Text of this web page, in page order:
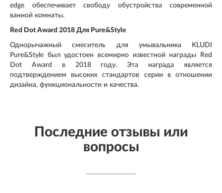
edge обеспечивает свободу обустройства современной
ванной комнаты.
Red Dot Award 2018 Для Pure&Style
Однорычажный смеситель для умывальника KLUDI
Pure&Style был удостоен всемирно известной награды Red
Dot Award в 2018 году. Эта награда является
подтверждением высоких стандартов серии в отношении
дизайна, функциональности и качества.
Последние отзывы или
вопросы